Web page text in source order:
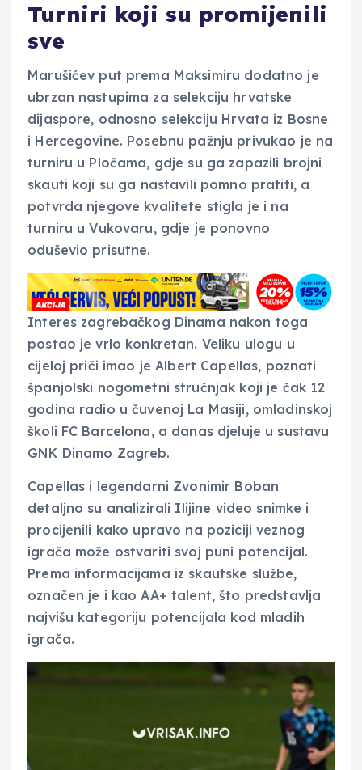
Turniri koji su promijenili
sve
Marušićev put prema Maksimiru dodatno je
ubrzan nastupima za selekciju hrvatske
dijaspore, odnosno selekciju Hrvata iz Bosne
i Hercegovine. Posebnu pažnju privukao je na
turniru u Pločama, gdje su ga zapazili brojni
skauti koji su ga nastavili pomno pratiti, a
potvrda njegove kvalitete stigla je i na
turniru u Vukovaru, gdje je ponovno
oduševio prisutne.
Interes zagrebačkog Dinama nakon toga
postao je vrlo konkretan. Veliku ulogu u
cijeloj priči imao je Albert Capellas, poznati
španjolski nogometni stručnjak koji je čak 12
godina radio u čuvenoj La Masiji, omladinskoj
školi FC Barcelona, a danas djeluje u sustavu
GNK Dinamo Zagreb.
Capellas i legendarni Zvonimir Boban
detaljno su analizirali Ilijine video snimke i
procijenili kako upravo na poziciji veznog
igrača može ostvariti svoj puni potencijal.
Prema informacijama iz skautske službe,
označen je i kao AA+ talent, što predstavlja
najvišu kategoriju potencijala kod mladih
igrača.